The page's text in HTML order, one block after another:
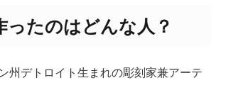
たのはどんな人？
州デトロイト生まれの彫刻家兼アーテ